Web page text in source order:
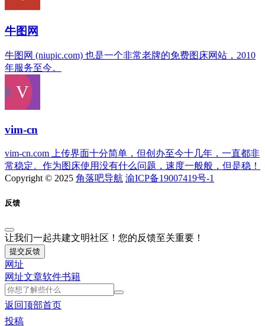
牛图网
牛图网 (niupic.com) 也是一个非常老牌的免费图床网站，2010
年服务至今。
vim-cn
vim-cn.com 上传界面十分简单，但创办至今十几年，一直都非
常稳定。作为图床使用没有什么问题，速度一般般，但是稳！
Copyright © 2025 角落吧导航 渝ICP备19007419号-1
反馈
让我们一起共建文明社区！您的反馈至关重要！
提交反馈
网址
网址文章软件书籍
返回顶部首页
投稿